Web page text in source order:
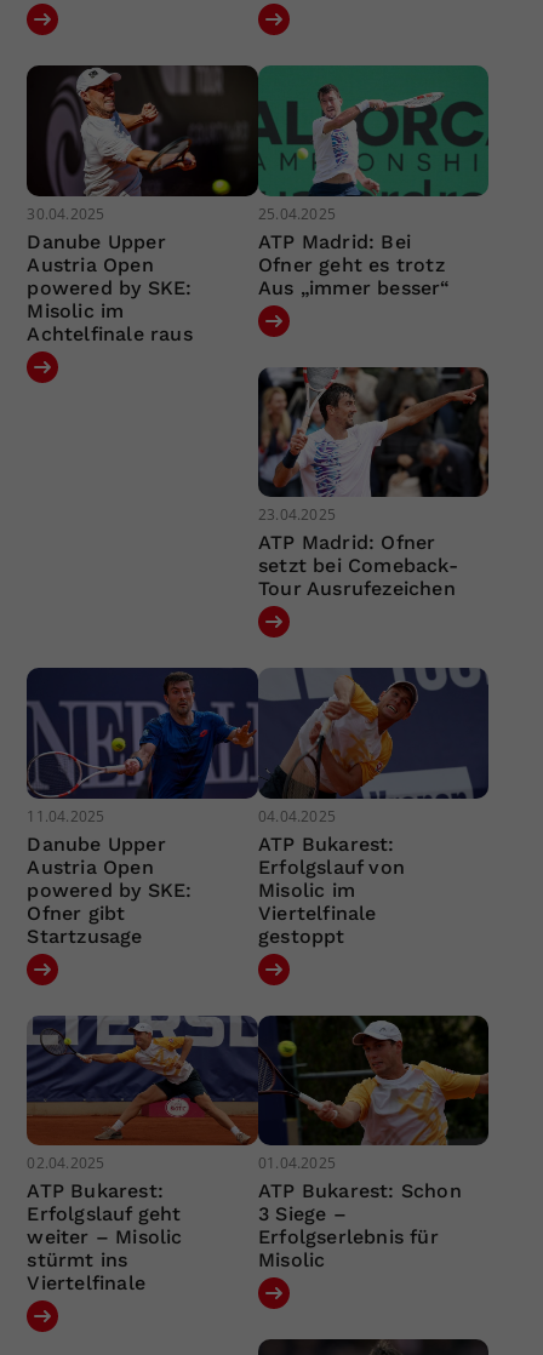
30.04.2025
Danube Upper
Austria Open
powered by SKE:
Misolic im
Achtelfinale raus
25.04.2025
ATP Madrid: Bei
Ofner geht es trotz
Aus „immer besser“
23.04.2025
ATP Madrid: Ofner
setzt bei Comeback-
Tour Ausrufezeichen
11.04.2025
Danube Upper
Austria Open
powered by SKE:
Ofner gibt
Startzusage
04.04.2025
ATP Bukarest:
Erfolgslauf von
Misolic im
Viertelfinale
gestoppt
02.04.2025
ATP Bukarest:
Erfolgslauf geht
weiter – Misolic
stürmt ins
Viertelfinale
01.04.2025
ATP Bukarest: Schon
3 Siege –
Erfolgserlebnis für
Misolic